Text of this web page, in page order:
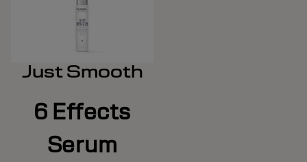
Just Smooth
6 Effects
Serum